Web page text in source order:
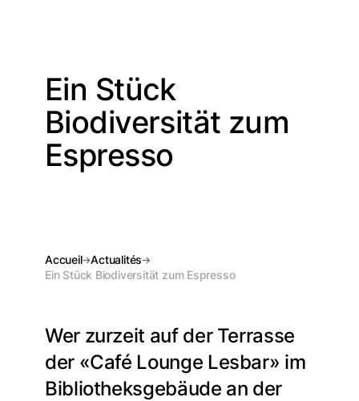
Ein Stück
Biodiversität zum
Espresso
Accueil
Actualités
Ein Stück Biodiversität zum Espresso
Wer zurzeit auf der Terrasse
der «Café Lounge Lesbar» im
Bibliotheksgebäude an der